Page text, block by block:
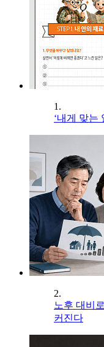
1.
‘내게 맞는
2.
노후 대비
커진다